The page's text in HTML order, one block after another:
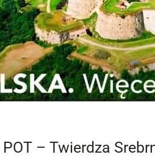
– Twierdza